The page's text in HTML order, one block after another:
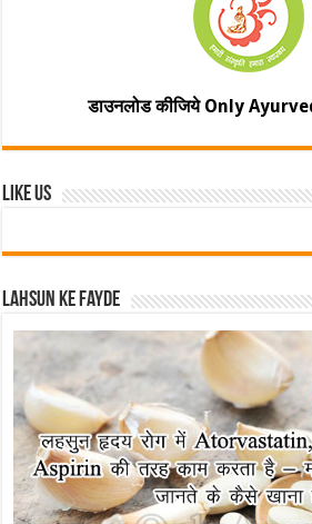
डाउनलोड कीजिये Only
Like Us
Lahsun ke fayde